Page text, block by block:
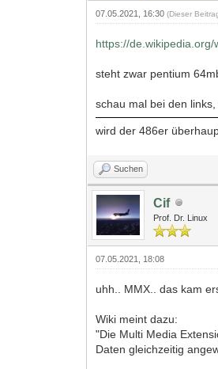
07.05.2021, 16:30(Dieser
https://de.wikipedia.org/
steht zwar pentium
schau mal bei den
wird der 486er
Suchen
Cif
Prof. Dr. Linux
07.05.2021, 18:08
uhh.. MMX.. das kam
Wiki meint dazu:
"Die Multi Media
Daten gleichzeitig